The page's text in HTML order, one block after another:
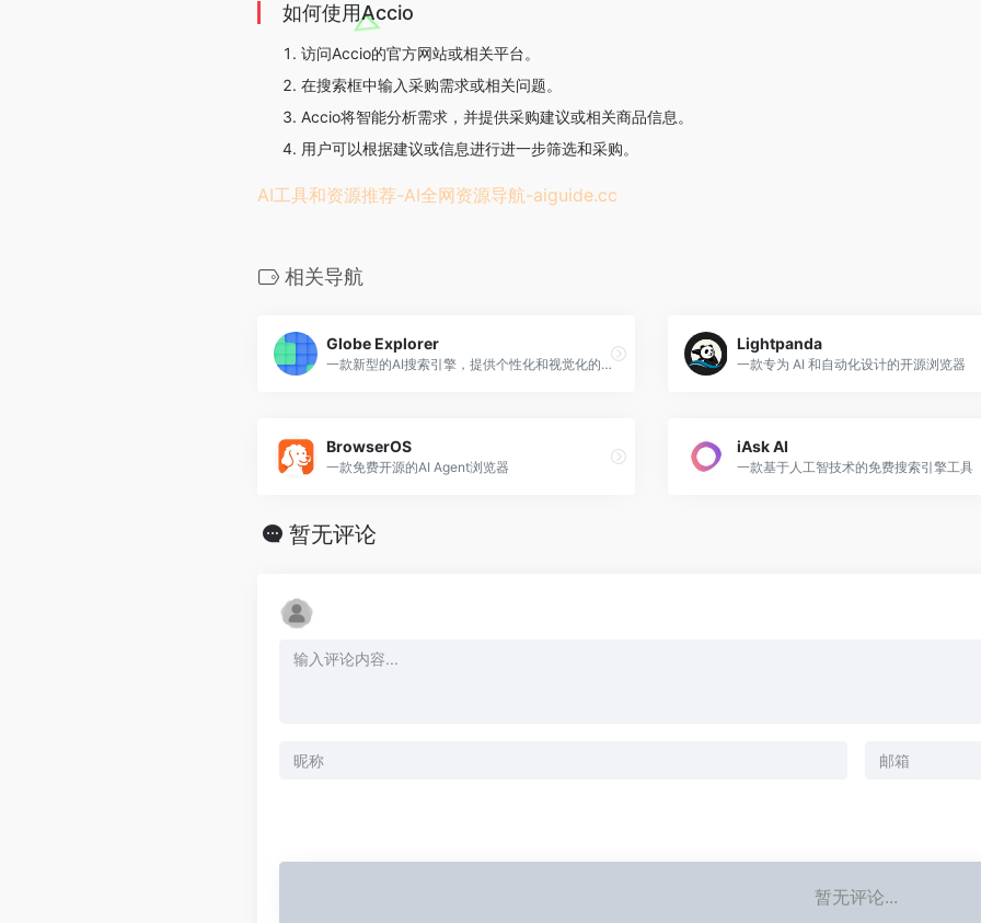
如何使用Accio
访问Accio的官方网站或相关平台。
在搜索框中输入采购需求或相关问题。
Accio将智能分析需求，并提供采购建议或相关商品信息。
用户可以根据建议或信息进行进一步筛选和采购。
AI工具和资源推荐-AI全网资源导航-aiguide.cc
相关导航
Globe Explorer
一款新型的AI搜索引擎，提供个性化和视觉化的搜索体验
Lightpanda
一款专为 AI 和自动化设计的开源浏览器
BrowserOS
一款免费开源的AI Agent浏览器
iAsk AI
一款基于人工智技术的免费搜索引擎工具
暂无评论
暂无评论...